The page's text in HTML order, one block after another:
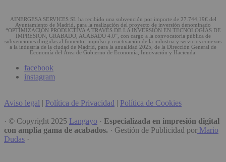
AINERGESA SERVICES SL ha recibido una subvención por importe de 27.744,19€ del
Ayuntamiento de Madrid, para la realización del proyecto de inversión denominado
“OPTIMIZACIÓN PRODUCTIVA A TRAVÉS DE LA INVERSIÓN EN TECNOLOGÍAS DE
IMPRESIÓN, GRABADO, ACABADO 4.0”, con cargo a la convocatoria pública de
subvenciones dirigidas al fomento, impulso y reactivación de la industria y servicios conexos
a la industria de la ciudad de Madrid, para la anualidad 2025, de la Dirección General de
Economía del Área de Gobierno de Economía, Innovación y Hacienda.
facebook
instagram
Aviso legal | Política de Privacidad | Política de Cookies
· © Copyright 2025 Langayo · Especializada en impresión digital
con amplia gama de acabados. · Gestión de Publicidad por Mario
Dudas ·